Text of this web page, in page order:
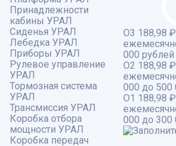
Принадлежности
кабины УРАЛ
Сиденья УРАЛ
Лебедка УРАЛ
Приборы УРАЛ
Рулевое управление
УРАЛ
Тормозная система
УРАЛ
Трансмиссия УРАЛ
Коробка отбора
мощности УРАЛ
Коробка передач
О3 188,98 ₽
000 рублей
О2 188,98 ₽
000 до 500
О1 188,98 ₽
000 до 300